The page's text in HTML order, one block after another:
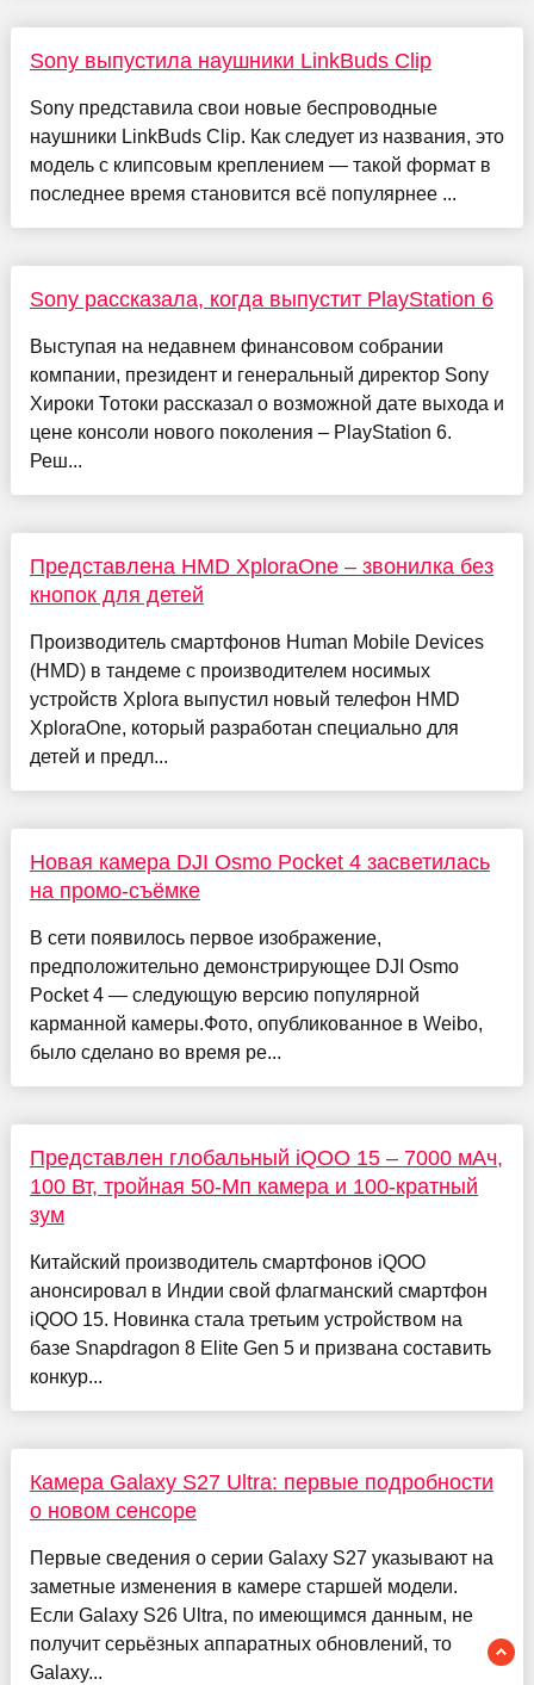
Sony выпустила наушники LinkBuds Clip
Sony представила свои новые беспроводные
наушники LinkBuds Clip. Как следует из названия, это
модель с клипсовым креплением — такой формат в
последнее время становится всё популярнее ...
Sony рассказала, когда выпустит PlayStation 6
Выступая на недавнем финансовом собрании
компании, президент и генеральный директор Sony
Хироки Тотоки рассказал о возможной дате выхода и
цене консоли нового поколения – PlayStation 6.
Реш...
Представлена HMD XploraOne – звонилка без
кнопок для детей
Производитель смартфонов Human Mobile Devices
(HMD) в тандеме с производителем носимых
устройств Xplora выпустил новый телефон HMD
XploraOne, который разработан специально для
детей и предл...
Новая камера DJI Osmo Pocket 4 засветилась
на промо-съёмке
В сети появилось первое изображение,
предположительно демонстрирующее DJI Osmo
Pocket 4 — следующую версию популярной
карманной камеры.Фото, опубликованное в Weibo,
было сделано во время ре...
Представлен глобальный iQOO 15 – 7000 мАч,
100 Вт, тройная 50-Мп камера и 100-кратный
зум
Китайский производитель смартфонов iQOO
анонсировал в Индии свой флагманский смартфон
iQOO 15. Новинка стала третьим устройством на
базе Snapdragon 8 Elite Gen 5 и призвана составить
конкур...
Камера Galaxy S27 Ultra: первые подробности
о новом сенсоре
Первые сведения о серии Galaxy S27 указывают на
заметные изменения в камере старшей модели.
Если Galaxy S26 Ultra, по имеющимся данным, не
получит серьёзных аппаратных обновлений, то
Galaxy...